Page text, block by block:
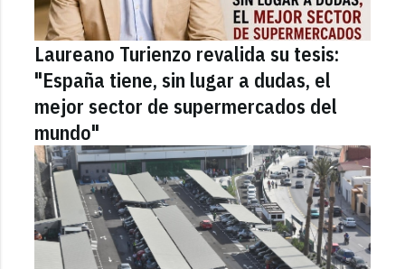
Laureano Turienzo revalida su tesis:
"España tiene, sin lugar a dudas, el
mejor sector de supermercados del
mundo"